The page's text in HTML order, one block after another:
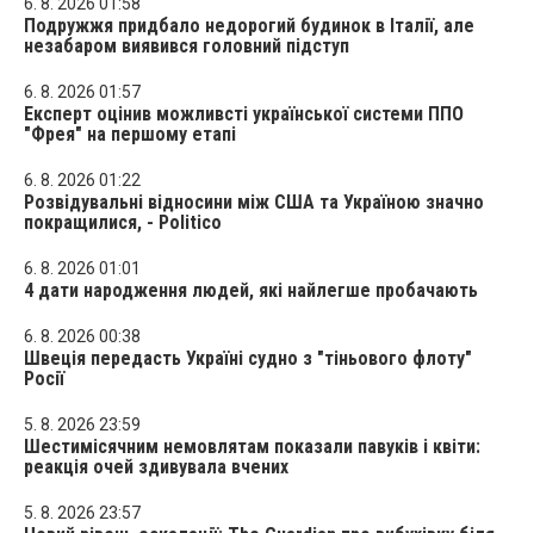
Подружжя придбало недорогий будинок в Італії, але
незабаром виявився головний підступ
6. 8. 2026 01:57
Експерт оцінив можливсті української системи ППО
"Фрея" на першому етапі
6. 8. 2026 01:22
Розвідувальні відносини між США та Україною значно
покращилися, - Politico
6. 8. 2026 01:01
4 дати народження людей, які найлегше пробачають
6. 8. 2026 00:38
Швеція передасть Україні судно з "тіньового флоту"
Росії
5. 8. 2026 23:59
Шестимісячним немовлятам показали павуків і квіти:
реакція очей здивувала вчених
5. 8. 2026 23:57